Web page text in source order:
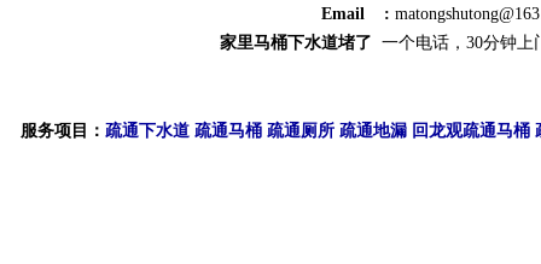
Email :
家里马桶下水道堵了 一个电话，30分钟上
服务项目： 疏通下水道 疏通马桶 疏通厕所 疏通地漏 回龙观疏通马桶